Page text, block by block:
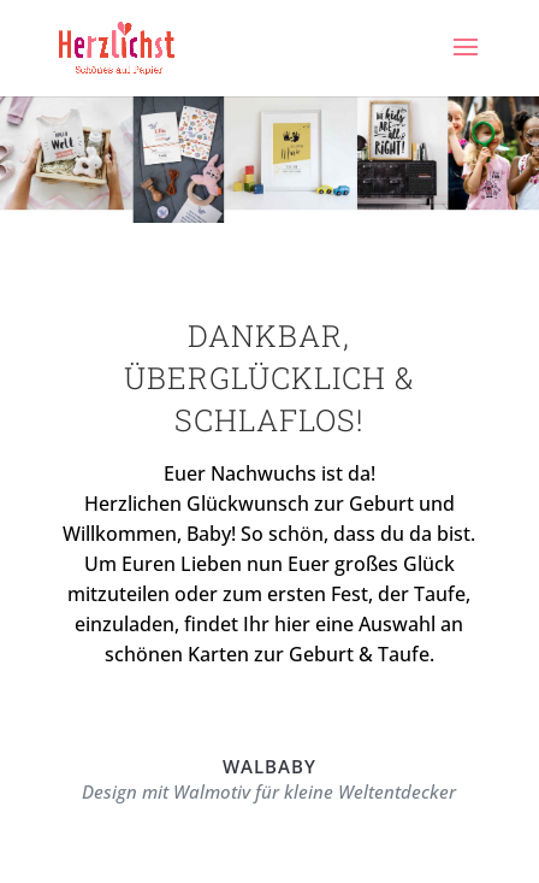
DANKBAR,
ÜBERGLÜCKLICH &
SCHLAFLOS!
Euer Nachwuchs ist da!
Herzlichen Glückwunsch zur Geburt und
Willkommen, Baby! So schön, dass du da bist.
Um Euren Lieben nun Euer großes Glück
mitzuteilen oder zum ersten Fest, der Taufe,
einzuladen, findet Ihr hier eine Auswahl an
schönen Karten zur Geburt & Taufe.
WALBABY
Design mit Walmotiv für kleine Weltentdecker